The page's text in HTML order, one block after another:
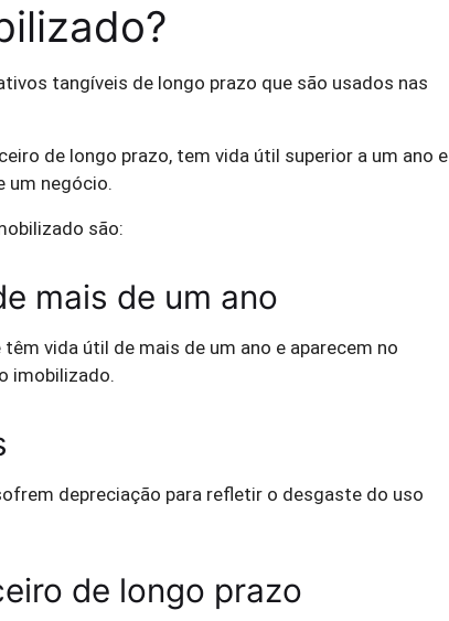
tangíveis de longo prazo que são usados ​​nas
de longo prazo, tem vida útil superior a um ano e
um negócio.
são:
mais de um ano
vida útil de mais de um ano e aparecem no
imobilizado.
depreciação para refletir o desgaste do uso
de longo prazo